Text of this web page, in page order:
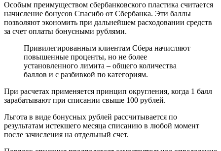
Особым преимуществом сбербанковского пластика считается
начисление бонусов Спасибо от Сбербанка. Эти баллы
позволяют экономить при дальнейшем расходовании средств
за счет оплаты бонусными рублями.
Привилегированным клиентам Сбера начисляют
повышенные проценты, но не более
установленного лимита – общего количества
баллов и с разбивкой по категориям.
При расчетах применяется принцип округления, когда 1 балл
зарабатывают при списании свыше 100 рублей.
Льгота в виде бонусных рублей рассчитывается по
результатам истекшего месяца списанию в любой момент
после зачисления на отдельный счет.